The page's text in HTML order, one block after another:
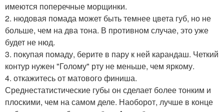
имеются поперечные морщинки.
2. нюдовая помада может быть темнее цвета губ, но не
больше, чем на два тона. В противном случае, это уже
будет не нюд.
3. покупая помаду, берите в пару к ней карандаш. Четкий
контур нужен "Голому" рту не меньше, чем яркому.
4. откажитесь от матового финиша.
Среднестатистические губы он сделает более тонким и
плоскими, чем на самом деле. Наоборот, лучше в конце